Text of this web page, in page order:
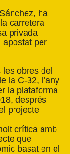
ha
carretera
privada
apostat per
les obres del
la C-32, l’any
la plataforma
després
projecte
crítica amb
que
basat en el